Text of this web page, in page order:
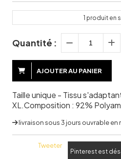
1 produit en
Quantité :
AJOUTER AU PANIER
Taille unique - Tissu
XL.Composition : 92%
livraison sous 3 jours ouvrable en
Tweeter
Pinterest est